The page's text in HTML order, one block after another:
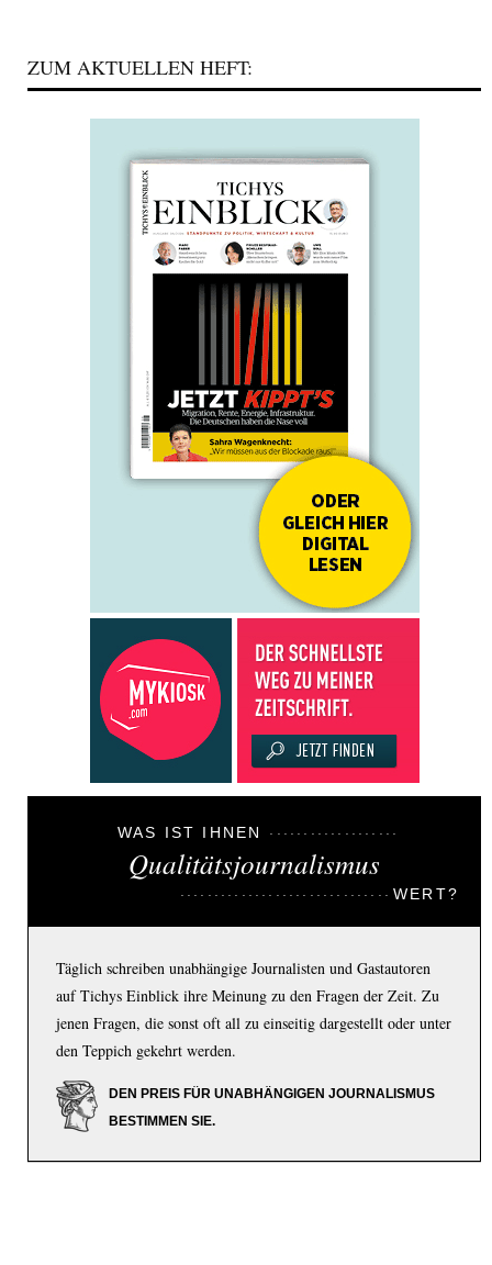
ZUM AKTUELLEN HEFT:
WAS IST IHNEN
Qualitätsjournalismus
WERT?
Täglich schreiben unabhängige Journalisten und Gastautoren
auf Tichys Einblick ihre Meinung zu den Fragen der Zeit. Zu
jenen Fragen, die sonst oft all zu einseitig dargestellt oder unter
den Teppich gekehrt werden.
DEN PREIS FÜR UNABHÄNGIGEN JOURNALISMUS
BESTIMMEN SIE.